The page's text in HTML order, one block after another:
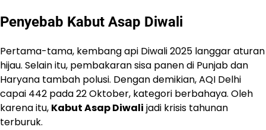
Penyebab Kabut Asap Diwali
Pertama-tama, kembang api Diwali 2025 langgar aturan
hijau. Selain itu, pembakaran sisa panen di Punjab dan
Haryana tambah polusi. Dengan demikian, AQI Delhi
capai 442 pada 22 Oktober, kategori berbahaya. Oleh
karena itu, Kabut Asap Diwali jadi krisis tahunan
terburuk.